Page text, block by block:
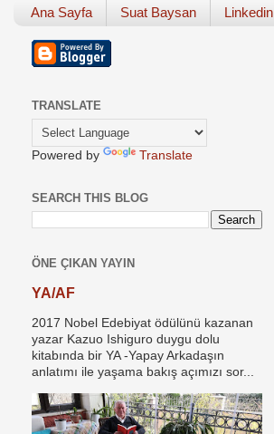
Ana Sayfa Suat Baysan Linkedin
TRANSLATE
Powered by Translate
SEARCH THIS BLOG
ÖNE ÇIKAN YAYIN
YA/AF
2017 Nobel Edebiyat ödülünü kazanan
yazar Kazuo Ishiguro duygu dolu
kitabında bir YA -Yapay Arkadaşın
anlatımı ile yaşama bakış açımızı sor...